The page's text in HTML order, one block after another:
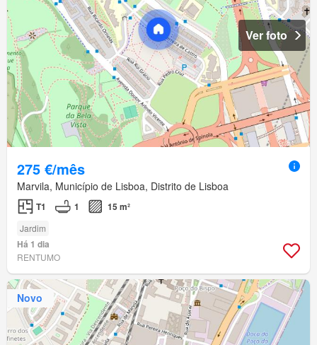
Ver foto
275 €/mês
Marvila, Município de Lisboa, Distrito de Lisboa
T1 1 15 m²
Jardim
Há 1 dia
RENTUMO
Novo